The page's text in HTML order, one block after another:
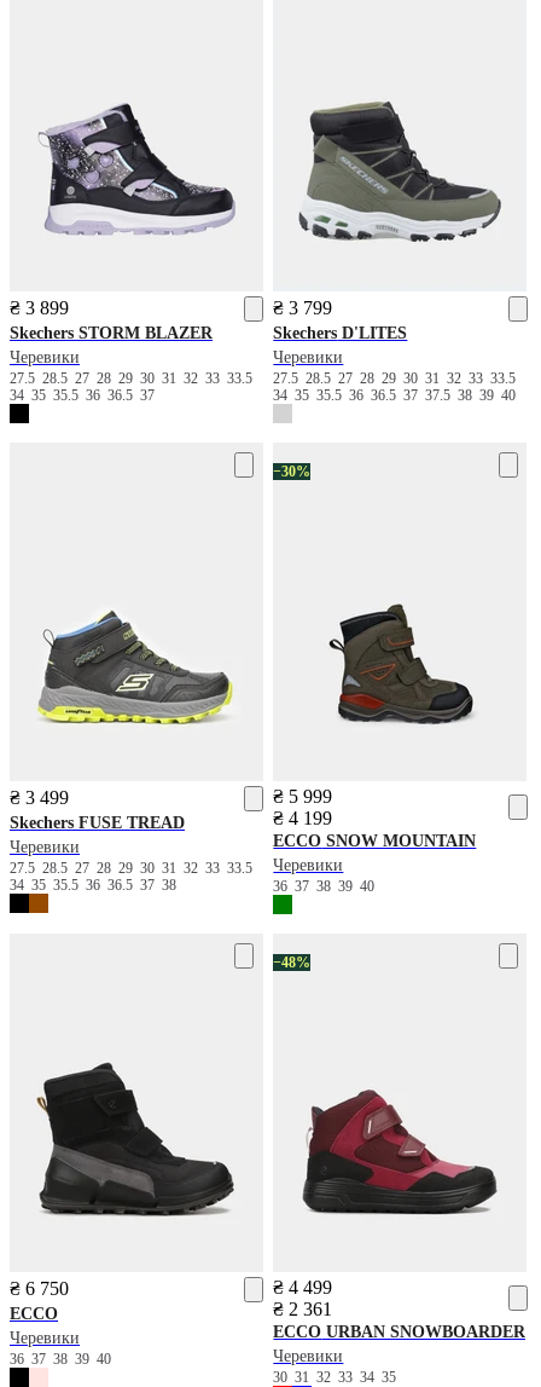
₴ 3 899
Skechers STORM BLAZER
Черевики
27.5 28.5 27 28 29 30 31 32 33 33.5
34 35 35.5 36 36.5 37
₴ 3 799
Skechers D'LITES
Черевики
27.528.52728293031323333.5
343535.53636.53737.5383940
₴ 3 499
Skechers FUSE TREAD
Черевики
27.5 28.5 27 28 29 30 31 32 33 33.5
34 35 35.5 36 36.5 37 38
−30%
₴ 5 999
₴ 4 199
ECCO SNOW MOUNTAIN
Черевики
3637383940
₴ 6 750
ECCO
Черевики
36 37 38 39 40
−48%
₴ 4 499
₴ 2 361
ECCO URBAN SNOWBOARDER
Черевики
303132333435